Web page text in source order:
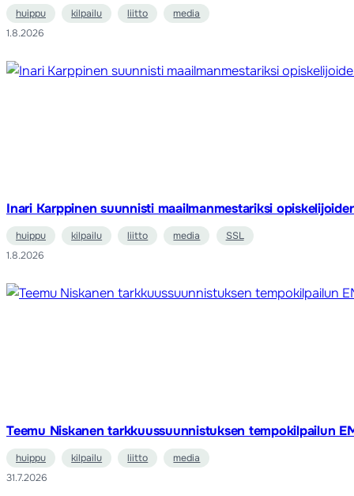
huippu kilpailu liitto
media
1.8.2026
Inari Karppinen suunnisti maailmanmestariksi
huippu kilpailu liitto media
SSL
1.8.2026
Teemu Niskanen tarkkuussuunnistuksen tempokilpailun
huippu kilpailu liitto
media
31.7.2026